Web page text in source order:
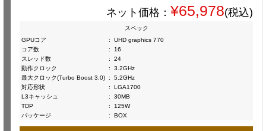
ネット価格： ¥65,978(税込)
スペック
GPUコア
:
UHD graphics 770
コア数
:
16
スレッド数
:
24
動作クロック
:
3.2GHz
最大クロック(Turbo Boost 3.0) :
5.2GHz
対応形状
:
LGA1700
L3キャッシュ
:
30MB
TDP
:
125W
パッケージ
: BOX